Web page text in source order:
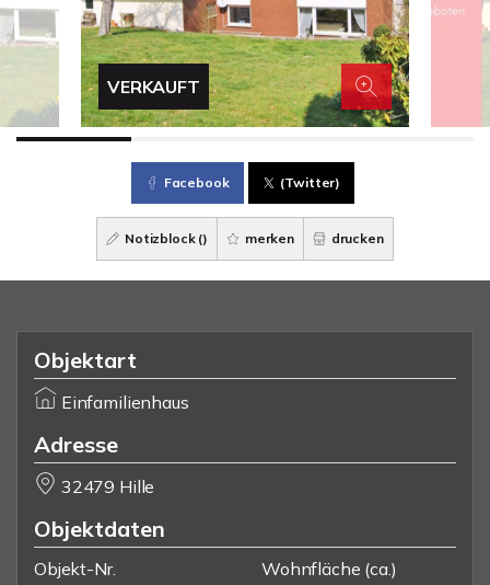
VERKAUFT
Facebook (Twitter)
Notizblock () merken drucken
Objektart
Einfamilienhaus
Adresse
32479 Hille
Objektdaten
Objekt-Nr.
Wohnfläche (ca.)